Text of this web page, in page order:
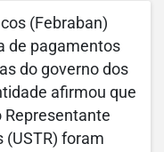
(Febraban)
de pagamentos
do governo dos
afirmou que
Representante
(USTR) foram